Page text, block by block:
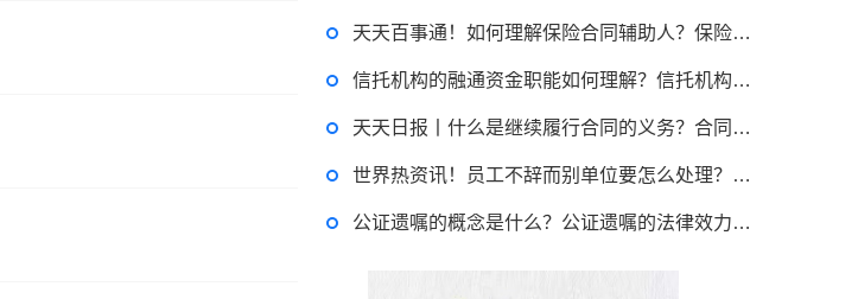
天天百事通！如何理解保险合同辅助人？保险代理的表现有哪些？
信托机构的融通资金职能如何理解？信托机构的经营业务有哪些？
天天日报丨什么是继续履行合同的义务？合同终止与合同解除的区别有哪些？
世界热资讯！员工不辞而别单位要怎么处理？不辞而别的员工对企业有什么风险？
公证遗嘱的概念是什么？公证遗嘱的法律效力怎么样？